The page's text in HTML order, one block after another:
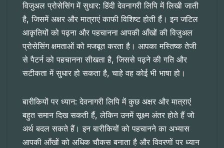
विजुअल प्रोसेसिंग में सुधार: हिंदी देवनागरी लिपि में लिखी जाती
है, जिसमें अक्षर और मात्राएं काफी विशिष्ट होती हैं। इन जटिल
आकृतियों को पढ़ना और पहचानना आपकी आँखों की विजुअल
प्रोसेसिंग क्षमताओं को मजबूत करता है। आपका मस्तिष्क तेजी
से पैटर्न को पहचानना सीखता है, जिससे पढ़ने की गति और
सटीकता में सुधार हो सकता है, चाहे वह कोई भी भाषा हो।
बारीकियों पर ध्यान: देवनागरी लिपि में कुछ अक्षर और मात्राएं
बहुत समान दिख सकती हैं, लेकिन उनमें सूक्ष्म अंतर होते हैं जो
अर्थ बदल सकते हैं। इन बारीकियों को पहचानने का अभ्यास
आपकी आँखों को अधिक चौकस बनाता है और विवरणों पर ध्यान